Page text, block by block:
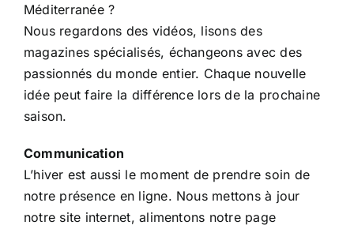
Méditerranée ?
Nous regardons des vidéos, lisons des
magazines spécialisés, échangeons avec des
passionnés du monde entier. Chaque nouvelle
idée peut faire la différence lors de la prochaine
saison.
Communication
L’hiver est aussi le moment de prendre soin de
notre présence en ligne. Nous mettons à jour
notre site internet, alimentons notre page